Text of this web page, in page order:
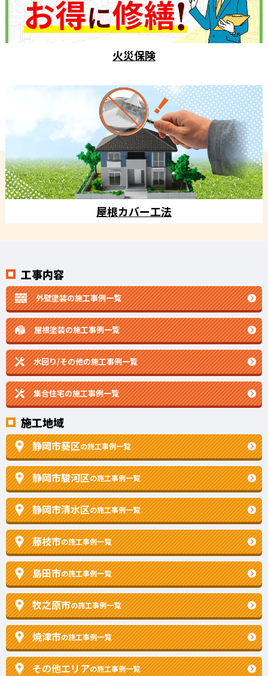
火災保険
屋根カバー工法
工事内容
外壁塗装の施工事例一覧
屋根塗装の施工事例一覧
水回り/その他の施工事例一覧
集合住宅の施工事例一覧
施工地域
静岡市葵区の施工事例一覧
静岡市駿河区の施工事例一覧
静岡市清水区の施工事例一覧
藤枝市の施工事例一覧
島田市の施工事例一覧
牧之原市の施工事例一覧
焼津市の施工事例一覧
その他エリアの施工事例一覧